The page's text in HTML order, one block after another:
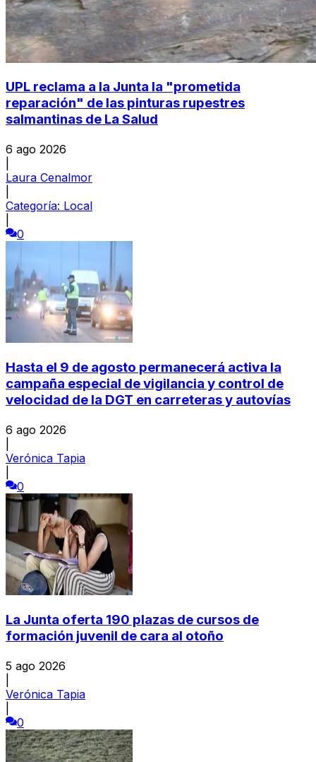
UPL reclama a la Junta la "prometida
reparación" de las pinturas rupestres
salmantinas de La Salud
6 ago 2026
Laura Cenalmor
Categoría: Local
0
Hasta el 9 de agosto permanecerá activa la
campaña especial de vigilancia y control de
velocidad de la DGT en carreteras y autovías
6 ago 2026
Verónica Tapia
0
La Junta oferta 190 plazas de cursos de
formación juvenil de cara al otoño
5 ago 2026
Verónica Tapia
0